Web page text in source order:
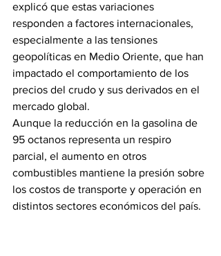
explicó que estas variaciones
responden a factores internacionales,
especialmente a las tensiones
geopolíticas en Medio Oriente, que han
impactado el comportamiento de los
precios del crudo y sus derivados en el
mercado global.
Aunque la reducción en la gasolina de
95 octanos representa un respiro
parcial, el aumento en otros
combustibles mantiene la presión sobre
los costos de transporte y operación en
distintos sectores económicos del país.